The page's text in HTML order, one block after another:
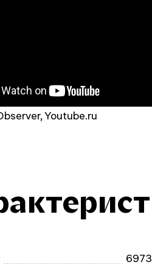
Youtube.ru